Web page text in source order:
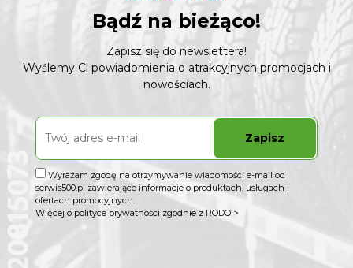
Bądź na bieżąco!
Zapisz się do newslettera!
Wyślemy Ci powiadomienia o atrakcyjnych promocjach i
nowościach.
Zapisz
Wyrażam zgodę na otrzymywanie wiadomości e-mail od
serwis500.pl zawierające informacje o produktach, usługach i
ofertach promocyjnych.
Więcej o polityce prywatności zgodnie z RODO >